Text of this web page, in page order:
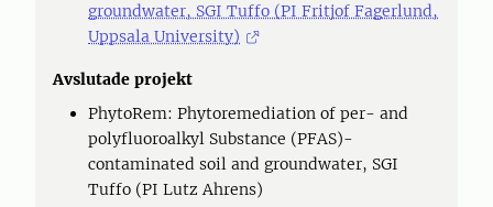
groundwater, SGI Tuffo (PI Fritjof Fagerlund,
Uppsala University)
Avslutade projekt
PhytoRem: Phytoremediation of per- and
polyfluoroalkyl Substance (PFAS)-
contaminated soil and groundwater, SGI
Tuffo (PI Lutz Ahrens)